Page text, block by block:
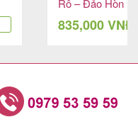
Rô – Đảo Hòn
835,000 VNĐ